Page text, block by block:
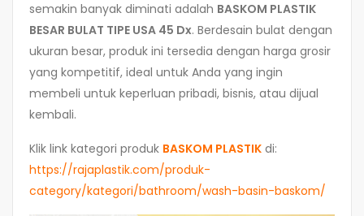
semakin banyak diminati adalah BASKOM PLASTIK
BESAR BULAT TIPE USA 45 Dx. Berdesain bulat dengan
ukuran besar, produk ini tersedia dengan harga grosir
yang kompetitif, ideal untuk Anda yang ingin
membeli untuk keperluan pribadi, bisnis, atau dijual
kembali.
Klik link kategori produk BASKOM PLASTIK di:
https://rajaplastik.com/produk-
category/kategori/bathroom/wash-basin-baskom/